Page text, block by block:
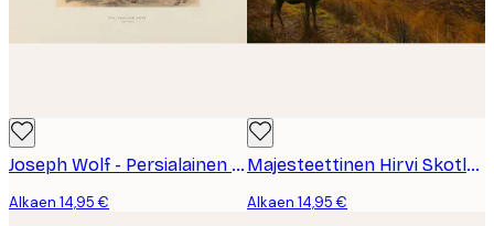
Joseph Wolf - Persialainen Peura Juliste
Alkaen 14,95 €
Majesteettinen Hirvi Skotlannin Glencoessa Juliste
Alkaen 14,95 €